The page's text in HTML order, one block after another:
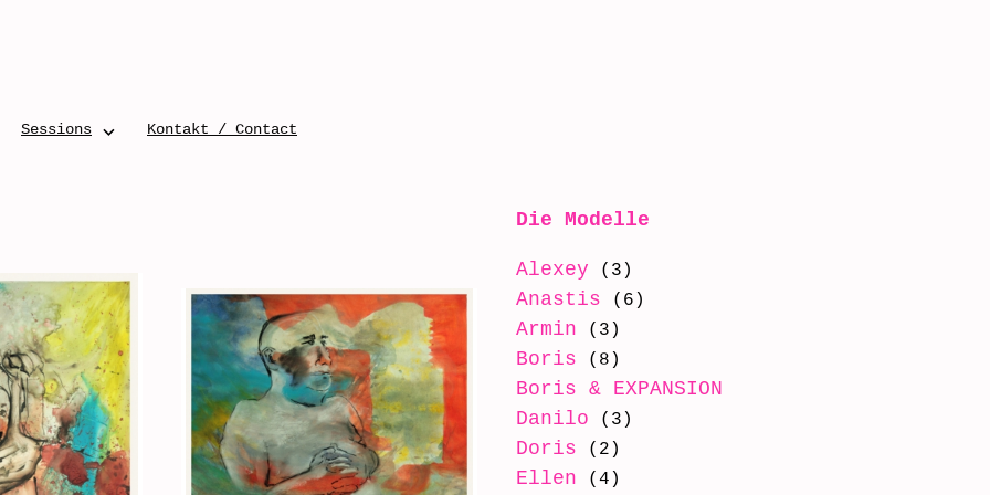
Sessions Kontakt / Contact
Die Modelle
Alexey (3)
Anastis (6)
Armin (3)
Boris (8)
Boris & EXPANSION
Danilo (3)
Doris (2)
Ellen (4)